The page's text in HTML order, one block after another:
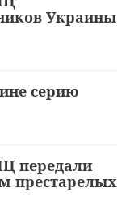
Украины
серию
передали
престарелых